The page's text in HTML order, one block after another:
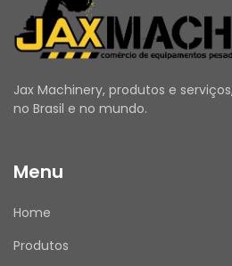
Jax Machinery, produtos e
no Brasil e no mundo.
Menu
Home
Produtos